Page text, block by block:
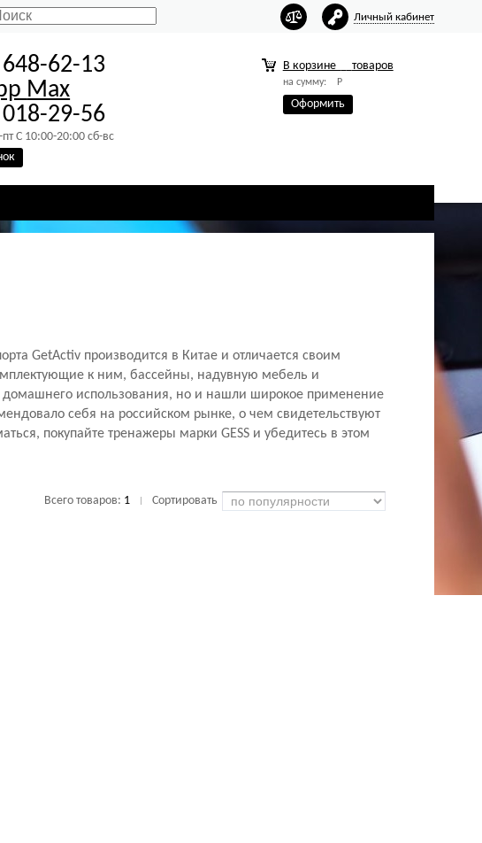
Личный кабинет
62-13
Max
29-56
C 10:00-20:00 сб-вс
В корзине товаров
на сумму: Р
Оформить
GetActiv производится в Китае и отличается своим
к ним, бассейны, надувную мебель и
использования, но и нашли широкое применение
себя на российском рынке, о чем свидетельствуют
покупайте тренажеры марки GESS и убедитесь в этом
Всего товаров: 1 Сортировать